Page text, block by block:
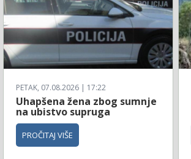
PETAK, 07.08.2026 | 17:22
Uhapšena žena zbog sumnje
na ubistvo supruga
PROČITAJ VIŠE